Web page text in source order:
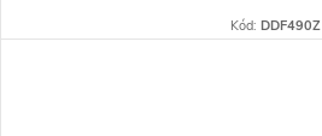
k
Kód:DDF490Z